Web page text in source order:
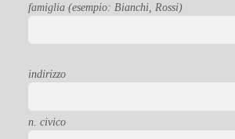
famiglia (esempio: Bianchi, Rossi)
indirizzo
n. civico